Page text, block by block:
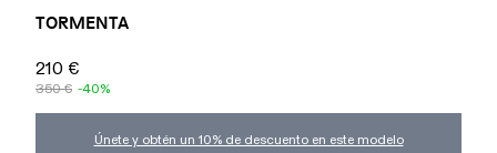
TORMENTA
210 €
350 € -40%
Únete y obtén un 10% de descuento en este modelo